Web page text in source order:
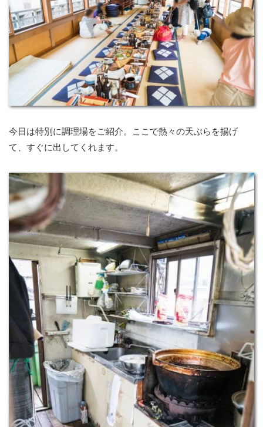
今日は特別に調理場をご紹介。ここで熱々の天ぷらを揚げ
て、すぐに出してくれます。